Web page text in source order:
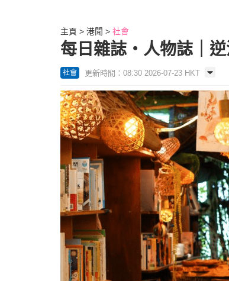
主頁 港聞 社會
每日雜誌‧人物誌｜逆
社會 更新時間：08:30 2026-07-23 HKT